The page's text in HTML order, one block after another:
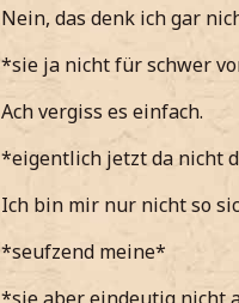
Nein, das denk ich gar
*sie ja nicht für schwer
Ach vergiss es einfach.
*eigentlich jetzt da nicht
Ich bin mir nur nicht so
*seufzend meine*